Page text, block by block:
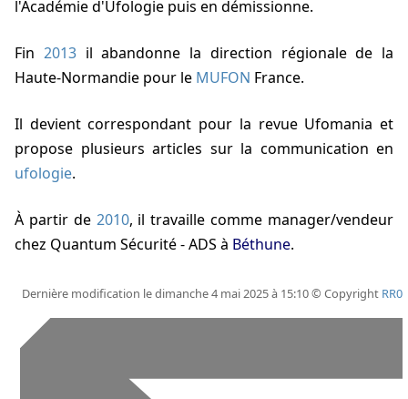
l'Académie d'Ufologie puis en démissionne.
Fin 2013il abandonne la direction régionale de la
Haute-Normandie pour le MUFON France.
Il devient correspondant pour la revue Ufomania et
propose plusieurs articles sur la communication en
ufologie.
À partir de 2010, il travaille comme manager/vendeur
chez Quantum Sécurité - ADS à Béthune.
Dernière modification le dimanche 4 mai 2025 à 15:10 © Copyright RR0